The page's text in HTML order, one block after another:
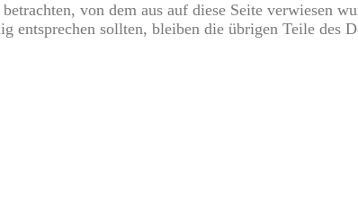
von dem aus auf diese Seite verwiesen
entsprechen sollten, bleiben die übrigen Teile